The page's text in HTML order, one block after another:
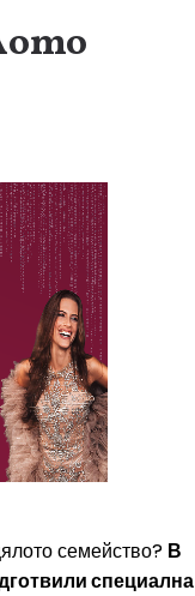
семейство? В
специална